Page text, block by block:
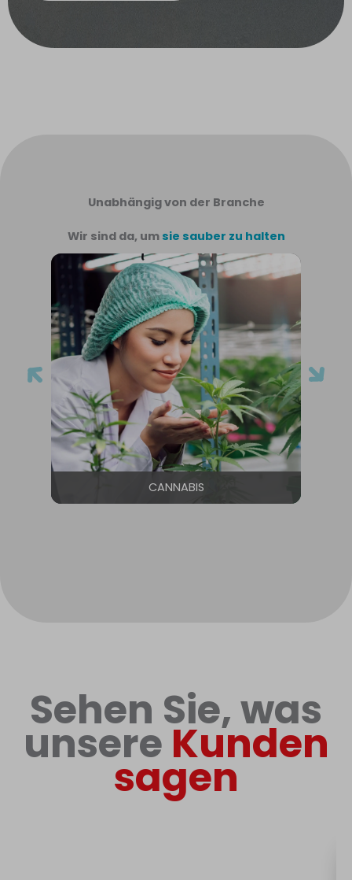
Unabhängig von der Branche
Wir sind da, umsie sauber zu halten
CANNABIS
Sehen Sie, was
unsere Kunden
sagen